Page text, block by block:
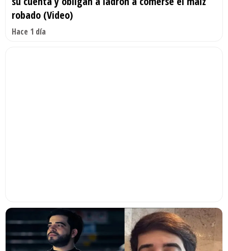
robado (Video)
Hace 1 día